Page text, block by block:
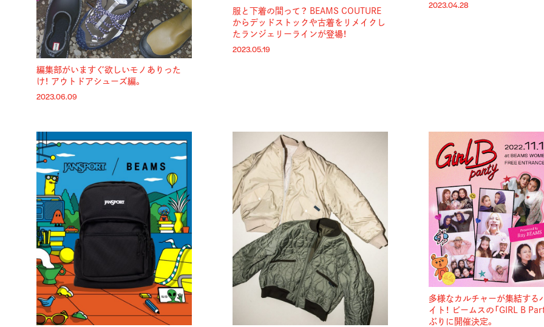
編集部がいますぐ欲しいモノありった
け！ アウトドアシューズ編。
2023.06.09
服と下着の間って？ BEAMS COUTURE
からデッドストックや古着をリメイクし
たランジェリーラインが登場！
2023.05.19
2023.04.28
多様なカルチャーが集結する
イト！ ビームスの「GIRL B
ぶりに開催決定。